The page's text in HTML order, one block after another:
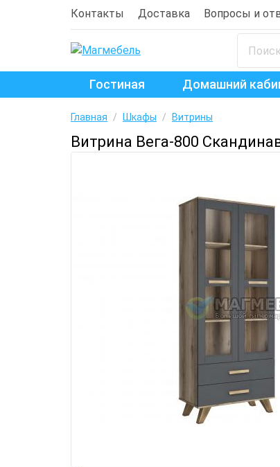
Контакты Доставка Вопросы и
Гостиная Домашний
Главная / Шкафы / Витрины
Витрина Вега-800